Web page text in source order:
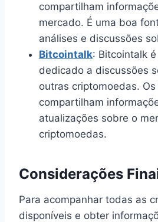
compartilham
mercado. É uma boa
análises e discussões
Bitcointalk: Bitcointalk
dedicado a discussões
outras criptomoedas. Os
compartilham
atualizações sobre o
criptomoedas.
Considerações
Para acompanhar todas as
disponíveis e obter